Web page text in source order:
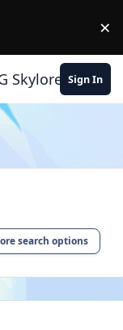
×
Skylore Sign In
search options